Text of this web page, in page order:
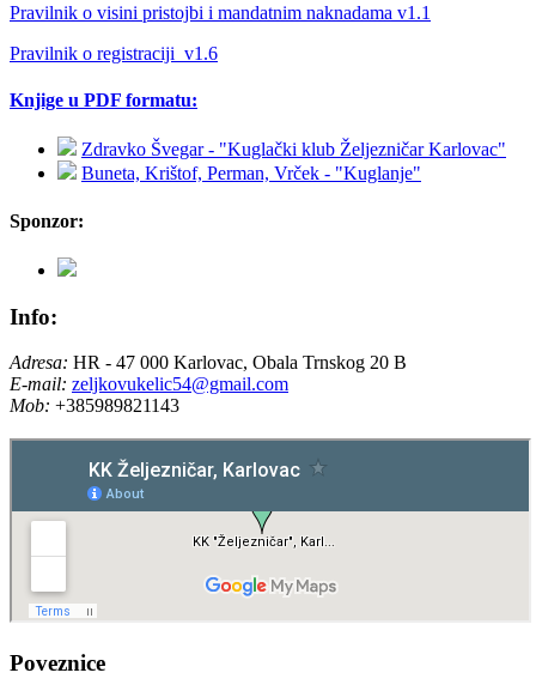
Pravilnik o visini pristojbi i mandatnim naknadama v1.1
Pravilnik o registraciji_v1.6
Knjige u PDF formatu:
Zdravko Švegar - "Kuglački klub Željezničar Karlovac"
Buneta, Krištof, Perman, Vrček - "Kuglanje"
Sponzor:
Info:
Adresa: HR - 47 000 Karlovac, Obala Trnskog 20 B
E-mail: zeljkovukelic54@gmail.com
Mob: +385989821143
Poveznice